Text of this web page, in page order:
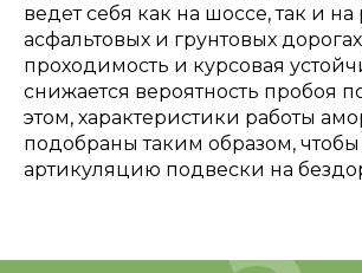
ведет себя как на шоссе, так и на
асфальтовых и грунтовых
проходимость и курсовая
снижается вероятность пробоя
этом, характеристики работы
подобраны таким образом,
артикуляцию подвески на